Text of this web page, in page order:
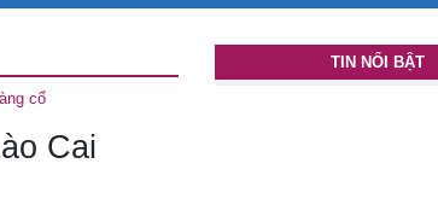
cổ
Cai
TIN NỔI BẬT